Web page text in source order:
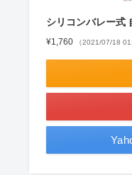
シリコンバレー式
¥1,760 （2021/07/18